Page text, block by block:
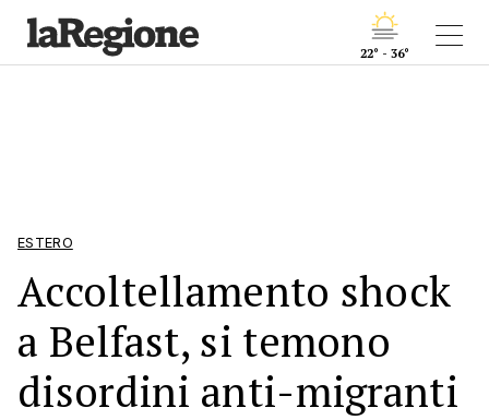
22° - 36°
ESTERO
Accoltellamento shock
a Belfast, si temono
disordini anti-migranti